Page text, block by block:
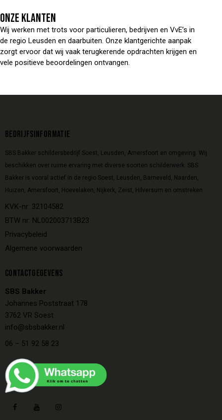
ONZE KLANTEN
Wij werken met trots voor particulieren, bedrijven en VvE’s in
de regio Leusden en daarbuiten. Onze klantgerichte aanpak
zorgt ervoor dat wij vaak terugkerende opdrachten krijgen en
vele positieve beoordelingen ontvangen.
BEDRIJFSINFORMATIE
SBS Bakker schildersbedrijf Soest, Leusden, Amersfoort en omgeving. Wij
beschikken over ruime ervaring met diverse soorten schilderwerk. SBS
Bakker is vooral actief in de regio Soest, Leusden, Barneveld, Naarden,
Huizen, Amersfoort, Hoevelaken, Nijkerk, Zeist, Hilversum en omstreken.
KVK-nr: 32104582
BTW nr: NL002003713B23
Privacybeleid
Algemene voorwaarden
CONTACTGEGEVENS
SBS Bakker
Johannes Poststraat 178
3762 VR Soest
info@sbsbakker.nl
06 – 51 92 58 23